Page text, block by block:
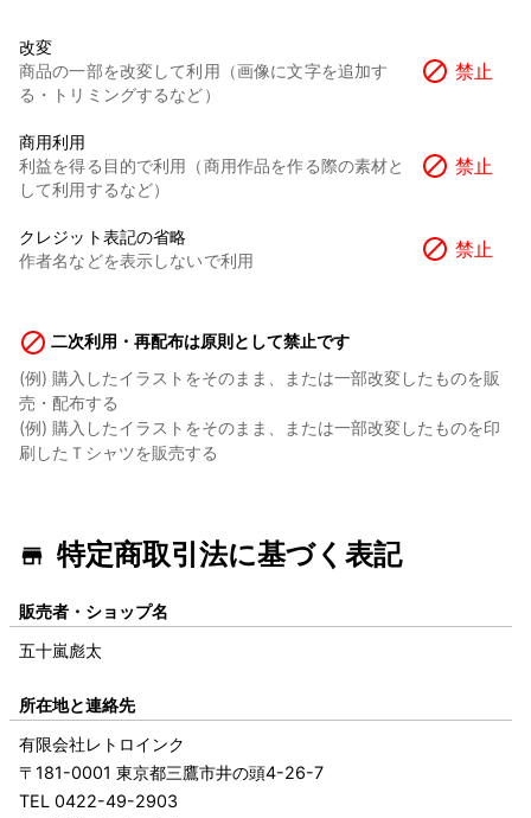
改変
商品の一部を改変して利用（画像に文字を追加す
る・トリミングするなど）
禁止
商用利用
利益を得る目的で利用（商用作品を作る際の素材と
して利用するなど）
禁止
クレジット表記の省略
作者名などを表示しないで利用
禁止
二次利用・再配布は原則として禁止です
(例) 購入したイラストをそのまま、または一部改変したものを販
売・配布する
(例) 購入したイラストをそのまま、または一部改変したものを印
刷したＴシャツを販売する
特定商取引法に基づく表記
販売者・ショップ名
五十嵐彪太
所在地と連絡先
有限会社レトロインク
〒181-0001 東京都三鷹市井の頭4-26-7
TEL 0422-49-2903